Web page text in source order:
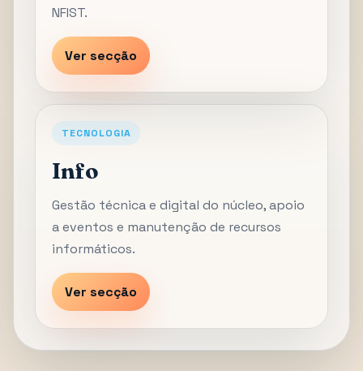
NFIST.
Ver secção
TECNOLOGIA
Info
Gestão técnica e digital do núcleo, apoio
a eventos e manutenção de recursos
informáticos.
Ver secção